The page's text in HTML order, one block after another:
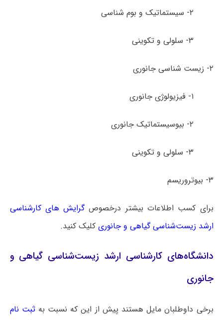
۲- سیستماتیک و بوم شناسی
۳- سلولی و تکوینی
۲- زیست شناسی جانوری
۱- فیزیولوژی جانوری
۲- بیوسیستماتیک جانوری
۳- سلولی و تکوینی
۳- بیوتروریسم
برای کسب اطلاعات بیشتر درخصوصگرایش های کارشناسی
ارشد زیست‌شناسی گیاهی و جانوری کلیک کنید.
دانشگاه‌های کارشناسی ارشد زیست‌شناسی گیاهی و
جانوری
برخی داوطلبان مایل هستند پیش از این که نسبت به ثبت نام